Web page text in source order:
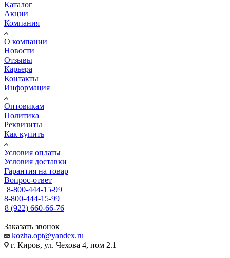
Каталог
Акции
Компания
О компании
Новости
Отзывы
Карьера
Контакты
Информация
Оптовикам
Политика
Реквизиты
Как купить
Условия оплаты
Условия доставки
Гарантия на товар
Вопрос-ответ
8-800-444-15-99
8-800-444-15-99
8 (922) 660-66-76
Заказать звонок
kozha.opt@yandex.ru
г. Киров, ул. Чехова 4, пом 2.1